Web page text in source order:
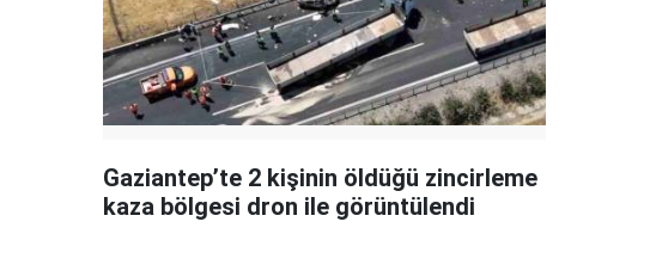
Gaziantep’te 2 kişinin öldüğü zincirleme
kaza bölgesi dron ile görüntülendi